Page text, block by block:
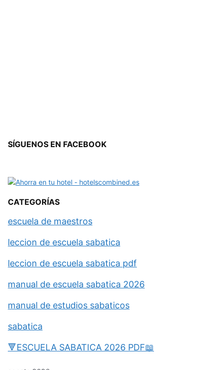
SÍGUENOS EN FACEBOOK
CATEGORÍAS
escuela de maestros
leccion de escuela sabatica
leccion de escuela sabatica pdf
manual de escuela sabatica 2026
manual de estudios sabaticos
sabatica
🔻ESCUELA SABATICA 2026 PDF📖